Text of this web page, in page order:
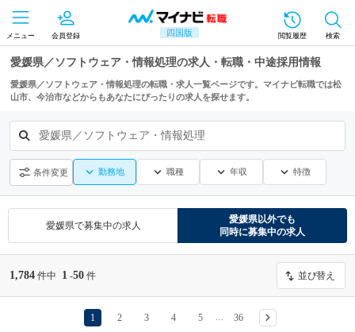
四国版
メニュー 会員登録 閲覧履歴 検索
愛媛県／ソフトウェア・情報処理の求人・転職・中途採用情報
愛媛県／ソフトウェア・情報処理の転職・求人一覧ページです。マイナビ転職では松
山市、今治市などからもあなたにぴったりの求人を探せます。
愛媛県／ソフトウェア・情報処理
条件変更 勤務地 職種 年収 特徴
愛媛県で募集中の求人
愛媛県以外でも
同時に募集中の求人
1,784 件中 1 -50 件 並び替え
1 2 3 4 5 36